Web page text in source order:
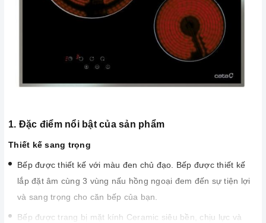
1. Đặc điểm nổi bật của sản phẩm
Thiết kế sang trọng
Bếp được thiết kế với màu đen chủ đạo. Bếp được thiết kế
lắp đặt âm cùng 3 vùng nấu hồng ngoại đem đến sự tiện lợi
và sang trọng cho căn bếp của bạn.
Bếp được trang bị mặt kính Ceramic siêu bền, chịu lực và